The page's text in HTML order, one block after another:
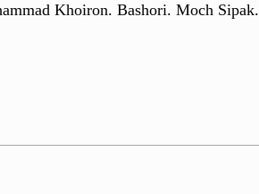
Khoiron. Bashori. Moch Sipak.